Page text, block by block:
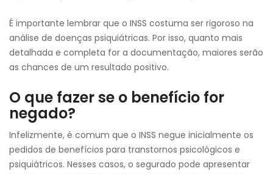
É importante lembrar que o INSS costuma ser rigoroso na
análise de doenças psiquiátricas. Por isso, quanto mais
detalhada e completa for a documentação, maiores serão
as chances de um resultado positivo.
O que fazer se o benefício for
negado?
Infelizmente, é comum que o INSS negue inicialmente os
pedidos de benefícios para transtornos psicológicos e
psiquiátricos. Nesses casos, o segurado pode apresentar